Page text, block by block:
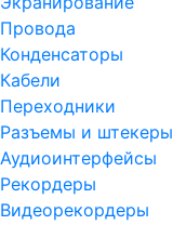
Провода
Конденсаторы
Кабели
Переходники
Разъемы и штекеры
Аудиоинтерфейсы
Рекордеры
Видеорекордеры